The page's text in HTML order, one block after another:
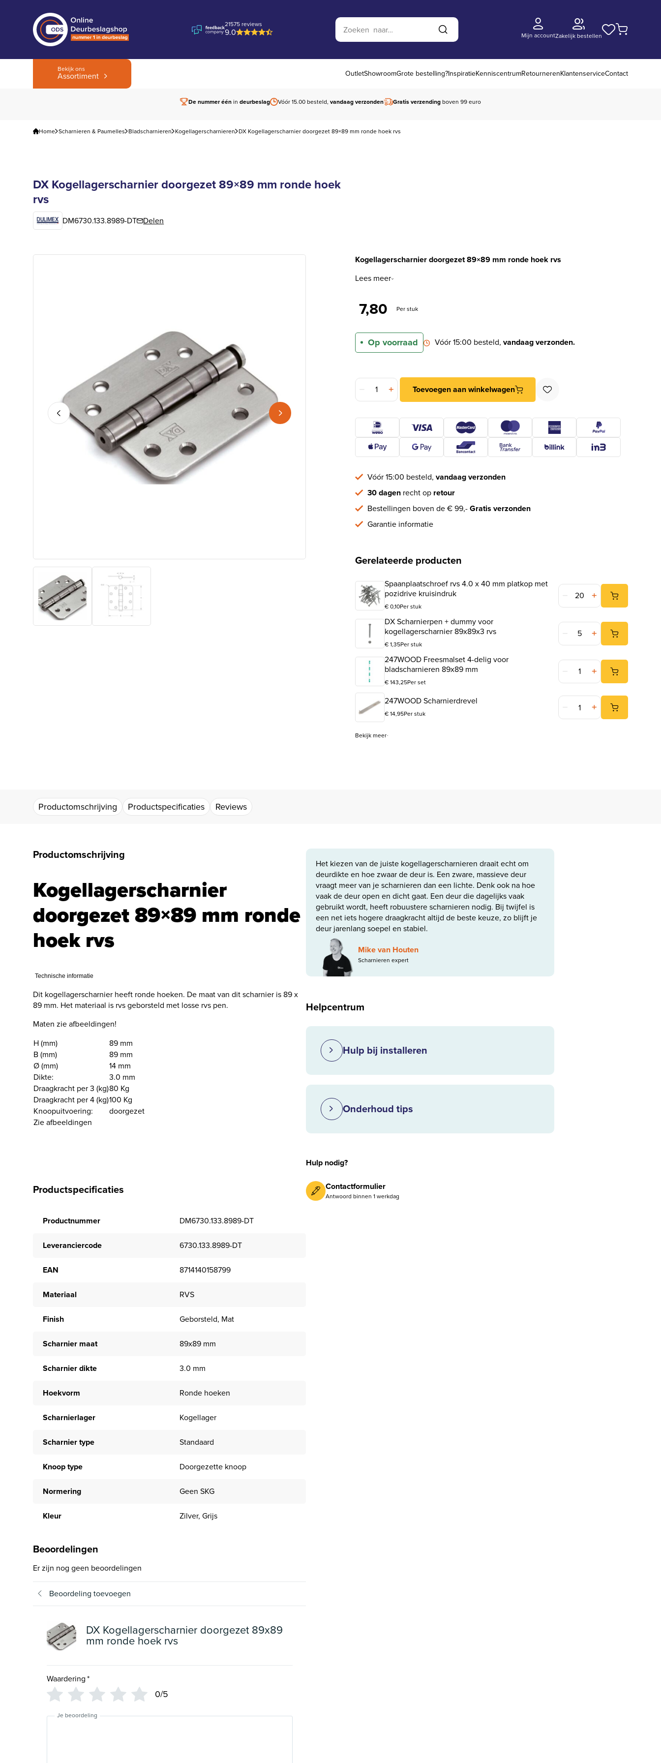
21575 reviews
9.0
Zoek op website
Zoeken
Mijn accountZakelijk bestellen
Bekijk ons
Assortiment OutletShowroomGrote bestelling?InspiratieKenniscentrumRetournerenKlantenserviceContact
De nummer éénin deurbeslag Vóór 15.00 besteld, vandaag verzonden Gratis verzendingboven 99 euro
Home Scharnieren & Paumelles Bladscharnieren Kogellagerscharnieren DX Kogellagerscharnier doorgezet 89×89 mm ronde hoek rvs
DX Kogellagerscharnier doorgezet 89×89 mm ronde hoek
rvs
DM6730.133.8989-DT Delen
Kogellagerscharnier doorgezet 89×89 mm ronde hoek rvs
Lees meer
7,80 Per stuk
Op voorraad Vóór 15:00 besteld, vandaag verzonden.
DX Kogellagerscharnier doorgezet 89x89 mm ronde hoek rvs aantal
Toevoegen aan winkelwagen
Vóór 15:00 besteld, vandaag verzonden
30 dagen recht op retour
Bestellingen boven de € 99,-Gratis verzonden
Garantie informatie
Gerelateerde producten
Spaanplaatschroef rvs 4.0 x 40 mm platkop met
pozidrive kruisindruk
€0,10Per stuk
Spaanplaatschroef rvs 4.0 x
DX Scharnierpen + dummy voor
kogellagerscharnier 89x89x3 rvs
€1,35Per stuk
DX Scharnierpen + dummy
247WOOD Freesmalset 4-delig voor
bladscharnieren 89x89 mm
€143,25Per set
247WOOD Freesmalset 4-
247WOOD Scharnierdrevel
€14,95Per stuk
247WOOD Scharnierdrevel
Bekijk meer
Productomschrijving Productspecificaties Reviews
Productomschrijving
Kogellagerscharnier
doorgezet 89×89 mm ronde
hoek rvs
Technische informatie
Dit kogellagerscharnier heeft ronde hoeken. De maat van dit scharnier is 89 x
89 mm. Het materiaal is rvs geborsteld met losse rvs pen.
Maten zie afbeeldingen!
H (mm)
89 mm
B (mm)
89 mm
Ø (mm)
14 mm
Dikte:
3.0 mm
Draagkracht per 3 (kg)80 Kg
Draagkracht per 4 (kg)100 Kg
Knoopuitvoering:
doorgezet
Zie afbeeldingen
Productspecificaties
Productnummer DM6730.133.8989-DT
Leveranciercode 6730.133.8989-DT
EAN 8714140158799
Materiaal RVS
Finish Geborsteld, Mat
Scharnier maat 89x89 mm
Scharnier dikte 3.0 mm
Hoekvorm Ronde hoeken
Scharnierlager Kogellager
Scharnier type Standaard
Knoop type Doorgezette knoop
Normering Geen SKG
Kleur Zilver, Grijs
Beoordelingen
Er zijn nog geen beoordelingen
Beoordeling toevoegen
DX Kogellagerscharnier doorgezet 89x89
mm ronde hoek rvs
Waardering*
0/5
Je beoordeling
Het kiezen van de juiste kogellagerscharnieren draait echt om
deurdikte en hoe zwaar de deur is. Een zware, massieve deur
vraagt meer van je scharnieren dan een lichte. Denk ook na hoe
vaak de deur open en dicht gaat. Een deur die dagelijks vaak
gebruikt wordt, heeft robuustere scharnieren nodig. Bij twijfel is
een net iets hogere draagkracht altijd de beste keuze, zo blijft je
deur jarenlang soepel en stabiel.
Mike van Houten
Scharnieren expert
Helpcentrum
Hulp bij installeren
Onderhoud tips
Hulp nodig?
Contactformulier
Antwoord binnen 1 werkdag